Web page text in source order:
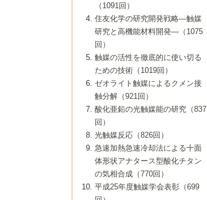
8号 若手研究者による触媒研究の未来展望
2：大学・研究所編
8号 イオン液体の応用
8号 多機能型リアクター
8号 超臨界流体を用いた化学プロセスの新
6号 第94回触媒討論会
7号 サブナノレベルでみた新しい表面現象
8号 オレフィン重合触媒の新たな展
5号 基礎化学品製造の触媒技術
6号 第92回触媒討論会
7号 基礎化学品製造の触媒技術
8号 資源の循環と触媒技術
4号 ナノ材料の調製と機能化
5号 こんな触媒が欲しい
6号 第90回触媒討論会
7号 触媒研究と学術雑誌/情報
8号 若い世代からみた触媒化学の現状と未
3号 生体触媒とバイオプロセス
4号 水素製造・利用の触媒化学
5号 触媒研究における新しい切り口：コン
ビナトリアルケミストリー
6号 第88回触媒討論会特集号
7号 企業における触媒研究のブレークスル
8号 この材料を触媒として使ってみません
2号 第85回触媒討論会
3号 反応ダイナミクス
5号 触媒のおもしろさをどのように伝える
6号 第86回触媒討論会
7号 水素化精製触媒の新しい展開
8号 新しい反応性と機能性を目指した金属
クラスタ-化学
1号 孔、穴、あな?-特異な空間とその利用-
2号 第83回触媒討論会
3号 均一系触媒反応最前線
4号 実用炭素材料の新展開
5号 研究の方法論を考える
7号 機能性金属材料と触媒
8号 触媒研究へのNMRの応用と展望
▼40巻（1998年）
進展と21世紀への提言/創立40周年記念・触
媒学会この10年の歩みとこれから/創立40周
2号 第81回触媒討論会
3号 計算機触媒化学へのさそい
4号 触媒劣化の制御と予測
5号 最新の実用プロセスと触媒
6号 第82回触媒討論会
7号 ナノ構造体の化学
8号 あの反応は今
1号 均一系と不均一系触媒反応-その特徴と
接点
2号 第79回触媒討論会
3号 最新NO除去触媒の実用化研究
4号 新しい反応場を目指した触媒調製
5号 反応・分離技術の新しい展開
6号 第80回触媒討論会
8号 AFMでみる世界
▼38巻（1996年）
1号 触媒の構造と触媒作用/C1化学を中心と
する21世紀への触媒
3号 オリンピックメダル:金・銀・銅はどん
な触媒作用を示すか
4号 触媒作用における機能の複合化
5号 未来を拓け！若手研究者
6号 第78回触媒討論会
7号 ダイナミックな領域への触媒研究の展
開/C1化学を中心とする21世紀への触媒
▼37巻（1995年）
1号 ファインケミカルズと固体触媒
2号 第75回触媒討論会
3号 希土類を利用した触媒
4号 触媒とリサイクル
5号 エネルギー変換触媒
6号 第76回触媒討論会
7号 表面吸着相の新しい展開
8号 マイクロポーラス・クリスタル触媒の
▼36巻（1994年）
1号 電気化学と触媒
2号 第73回触媒討論会
3号 C4化学の展開
4号 《通常号》
5号 《通常号》
6号 第74回触媒討論会
▼35巻（1993年）
1号 工業触媒開発マニュアル―探索から工
業化まで
2号 第71回触媒討論会
3号 研究開発のうらおもて―着想と展開
4号 触媒劣化と寿命の予測
5号 環境に優しい触媒
▼34巻（1992年）
1号 インパクトを与えたこの研究
2号 第69回触媒討論会
3号 ケミカルズ合成触媒―新しい展開と応
▼33巻（1991年）
1号 触媒プロセス開発マニュアル―探索か
ら工業化まで，知っておきたいこと PartII
2号 第67回触媒討論会
▼32巻（1990年）
1号 21世紀に向けて触媒研究の飛躍をめざ
す―触媒化学の裾野を広げよう
2号 第65回触媒討論会
▼31巻（1989年）
1号 情報科学と反応設計・材料設計
▼30巻（1988年）
（1091回）
住友化学の研究開発戦略―触媒
研究と高機能材料開発―（1075
回）
触媒の活性を徹底的に使い切る
ための技術（1019回）
ゼオライト触媒によるクメン接
触分解（921回）
酸化亜鉛の光触媒能の研究（837
回）
光触媒反応（826回）
急速加熱急速冷却法による十面
体形状アナタース型酸化チタン
の気相合成（770回）
平成25年度触媒学会表彰（699